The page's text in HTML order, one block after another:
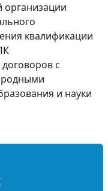
квалификации
с
и науки